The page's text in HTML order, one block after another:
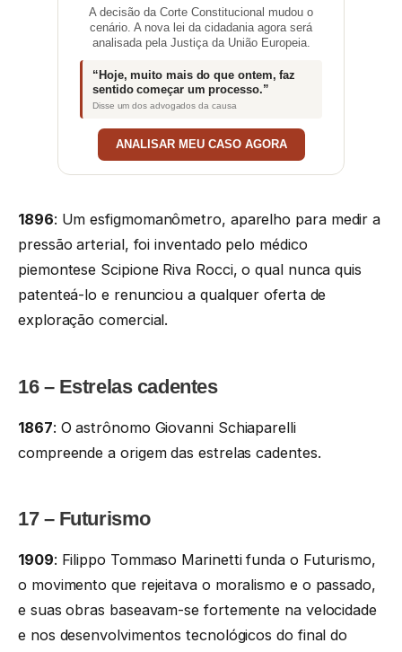
A decisão da Corte Constitucional mudou o
cenário. A nova lei da cidadania agora será
analisada pela Justiça da União Europeia.
“Hoje, muito mais do que ontem, faz
sentido começar um processo.”
Disse um dos advogados da causa
ANALISAR MEU CASO AGORA
1896: Um esfigmomanômetro, aparelho para medir a
pressão arterial, foi inventado pelo médico
piemontese Scipione Riva Rocci, o qual nunca quis
patenteá-lo e renunciou a qualquer oferta de
exploração comercial.
16 – Estrelas cadentes
1867: O astrônomo Giovanni Schiaparelli
compreende a origem das estrelas cadentes.
17 – Futurismo
1909: Filippo Tommaso Marinetti funda o Futurismo,
o movimento que rejeitava o moralismo e o passado,
e suas obras baseavam-se fortemente na velocidade
e nos desenvolvimentos tecnológicos do final do